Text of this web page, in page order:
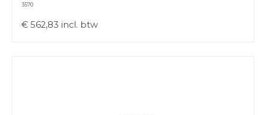
3570
€ 562,83 incl. btw